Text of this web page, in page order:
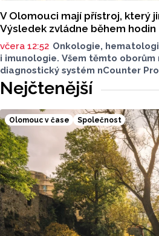
V Olomouci mají přístroj, který
Výsledek zvládne během hodin
včera 12:52 Onkologie,
i imunologie. Všem těmto oborům
diagnostický systém nCounter
správném určení příčin obtíží i v
nasazení účinné léčby.
Nejčtenější
Olomouc v čase Společnost